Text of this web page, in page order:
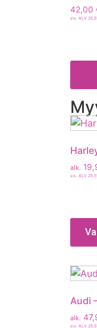
42,00
sis. ALV
alk.
sis. ALV
Audi
alk.
sis. ALV